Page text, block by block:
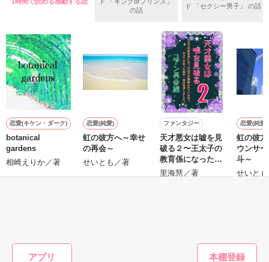
アプリ
この道のりは、本当にあなたとの甘い未来に繫がってい
●2017.2.14～2017.5.31●
●2017.6.2　番外編追加●
アメリカから帰国した彼は
私を取り戻すためにどこまでも甘く強引に口説いてくるけれど
三年前の心の傷が癒えないままの私は
もう恋なんてうんざりだ。
「俺は今でもまどかが好きだ」
そんなに甘く囁かれたって
復縁する気はありません。
1時間で読める感動する話
ド 「キングorプリンス」
の話
ド 「セクシー男子」 の話
恋愛(キケン・ダーク)
botanical
gardens
相崎えりか／著
恋愛(純愛)
虹の彼方へ～幸せ
の再会～
せいとも／著
ファンタジー
天才悪女は嘘を見
破る２〜王太子の
教育係になったは
ずが溺愛されてま
里海慧／著
恋愛(純愛)
虹の彼
ウンサ
斗～
せいと